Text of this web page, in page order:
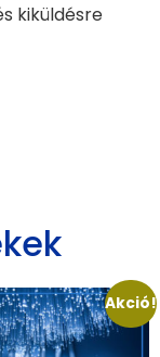
kiküldésre
Akció!